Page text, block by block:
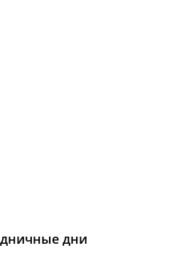
дни